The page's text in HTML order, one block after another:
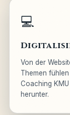
💻
Von der
Themen
Coaching
herunter.